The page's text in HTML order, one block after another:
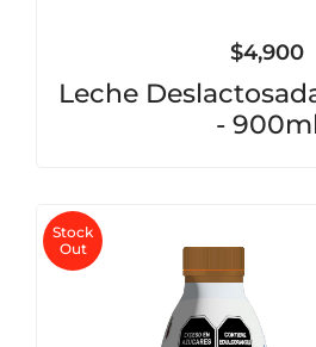
$4,900
Leche
-
Stock
Out